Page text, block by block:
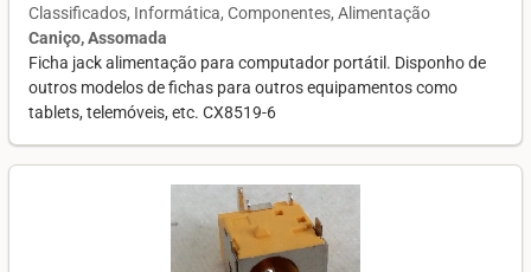
Classificados Informática Componentes Alimentação
Caniço, Assomada
Ficha jack alimentação para computador portátil. Disponho de
outros modelos de fichas para outros equipamentos como
tablets, telemóveis, etc. CX8519-6